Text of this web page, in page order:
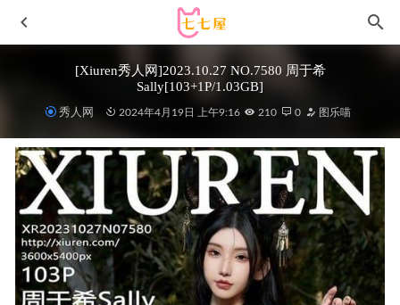
[Xiuren秀人网]2023.10.27 NO.7580 周于希
Sally[103+1P/1.03GB]
秀人网 2024年4月19日 上午9:16 210 0 图乐喵
Bomi (보미) – NO.67 [Loozy] Girlgroup Yanos (+S.Ver) [90P-
1.84GB] 2023-05-05
仙女月 – NO.005 喜多川泳装[29P-416MB]
2022-09-18